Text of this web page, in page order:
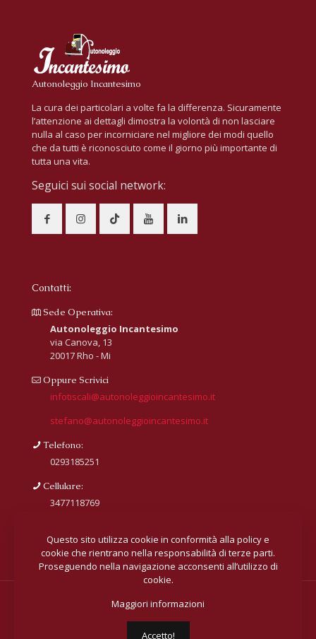
Autonoleggio Incantesimo
La cura dei particolari a volte fa la differenza. Sicuramente
l’attenzione ai dettagli dimostra la volontà di non lasciare
nulla al caso per incorniciare nel migliore dei modi quello
che da tutti è riconosciuto come il giorno più importante di
tutta una vita.
Seguici sui social network:
Contatti:
Sede Operativa:
Autonoleggio Incantesimo
via Canova, 13
20017 Rho - Mi
Oppure Scrivici
infotiscali@autonoleggioincantesimo.it
stefano@autonoleggioincantesimo.it
Telefono:
0293185251
Cellulare:
3477118769
© 2018 All rights reserved Autonoleggio Incantesimo.
Agenzia web Milano
Privacy e cookie policy|
Questo sito utilizza cookie in conformità alla policy e
cookie che rientrano nella responsabilità di terze parti.
Proseguendo nella navigazione acconsenti all’utilizzo di
cookie.
Maggiori informazioni
Accetto!